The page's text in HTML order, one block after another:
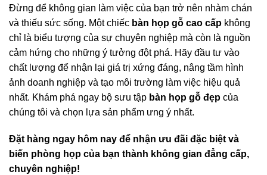
Đừng để không gian làm việc của bạn trở nên nhàm chán
và thiếu sức sống. Một chiếc bàn họp gỗ cao cấp không
chỉ là biểu tượng của sự chuyên nghiệp mà còn là nguồn
cảm hứng cho những ý tưởng đột phá. Hãy đầu tư vào
chất lượng để nhận lại giá trị xứng đáng, nâng tầm hình
ảnh doanh nghiệp và tạo môi trường làm việc hiệu quả
nhất. Khám phá ngay bộ sưu tập bàn họp gỗ đẹp của
chúng tôi và chọn lựa sản phẩm ưng ý nhất.
Đặt hàng ngay hôm nay để nhận ưu đãi đặc biệt và
biến phòng họp của bạn thành không gian đẳng cấp,
chuyên nghiệp!